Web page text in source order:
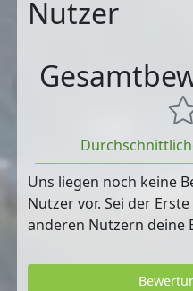
Nutzer
Uns liegen noch keine
Nutzer vor. Sei der
anderen Nutzern deine